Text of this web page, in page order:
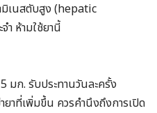
มิเนสตับสูง (hepatic
ห้ามใช้ยานี้
มก. รับประทานวันละครั้ง
าที่เพิ่มขึ้น ควรคำนึงถึงการเปิด